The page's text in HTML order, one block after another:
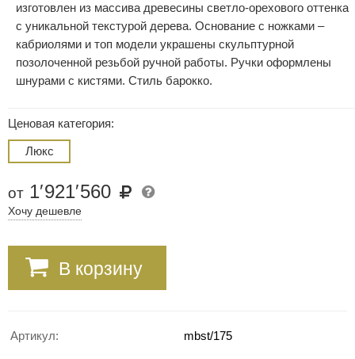
изготовлен из массива древесины светло-орехового оттенка
с уникальной текстурой дерева. Основание с ножками –
кабриолями и топ модели украшены скульптурной
позолоченной резьбой ручной работы. Ручки оформлены
шнурами с кистями. Стиль барокко.
Ценовая категория:
Люкс
от 1′921′560
Хочу дешевле
В корзину
Артикул: mbst/175